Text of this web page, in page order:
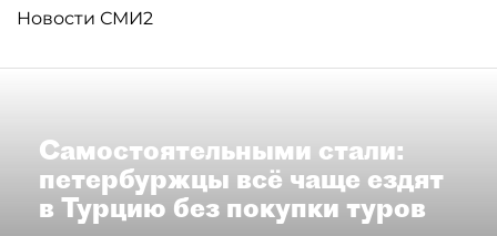
Новости СМИ2
Самостоятельными стали:
петербуржцы всё чаще ездят
в Турцию без покупки туров